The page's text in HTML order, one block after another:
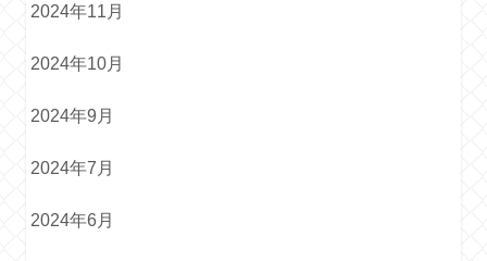
2024年11月
2024年10月
2024年9月
2024年7月
2024年6月